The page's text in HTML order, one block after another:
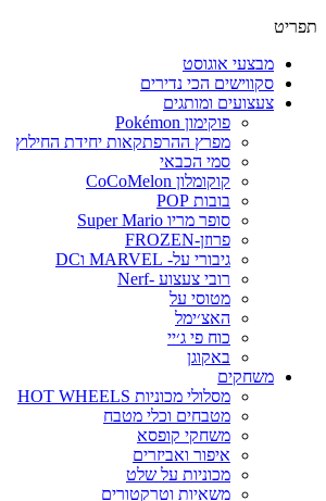
מבצעי אוגוסט
סקווישים הכי נדירים
צעצועים ומותגים
פוקימון Pokémon
מפרץ ההרפתקאות יחידת החילוץ
סמי הכבאי
קוקומלון CoCoMelon
בובות POP
סופר מריו Super Mario
פרוזן-FROZEN
גיבורי על- MARVEL וDC
רובי צעצוע -Nerf
מטוסי על
האצ׳ימל
כוח פי ג׳יי
באקוגן
משחקים
מסלולי מכוניות HOT WHEELS
מטבחים וכלי מטבח
משחקי קופסא
איפור ואביזרים
מכוניות על שלט
משאיות וטרקטורים